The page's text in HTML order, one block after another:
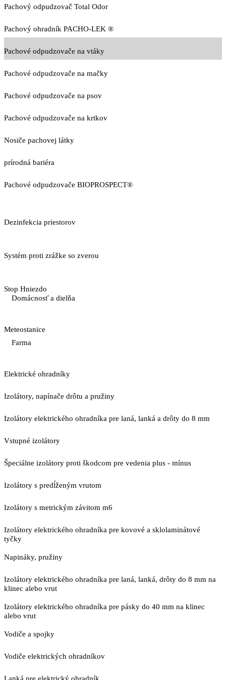
Pachový odpudzovač Total Odor
Pachový ohradník PACHO-LEK ®
Pachové odpudzovače na vtáky
Pachové odpudzovače na mačky
Pachové odpudzovače na psov
Pachové odpudzovače na krtkov
Nosiče pachovej látky
prírodná bariéra
Pachové odpudzovače BIOPROSPECT®
Dezinfekcia priestorov
Systém proti zrážke so zverou
Stop Hniezdo
Domácnosť a dielňa
Meteostanice
Farma
Elektrické ohradníky
Izolátory, napínače drôtu a pružiny
Izolátory elektrického ohradníka pre laná, lanká a drôty do 8 mm
Vstupné izolátory
Špeciálne izolátory proti škodcom pre vedenia plus - mínus
Izolátory s predĺženým vrutom
Izolátory s metrickým závitom m6
Izolátory elektrického ohradníka pre kovové a sklolaminátové
tyčky
Napináky, pružiny
Izolátory elektrického ohradníka pre laná, lanká, drôty do 8 mm na
klinec alebo vrut
Izolátory elektrického ohradníka pre pásky do 40 mm na klinec
alebo vrut
Vodiče a spojky
Vodiče elektrických ohradníkov
Lanká pre elektrický ohradník